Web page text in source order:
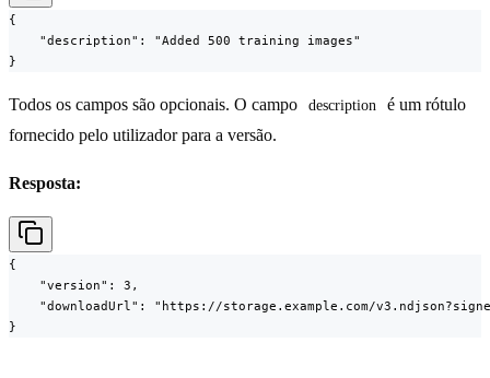
{
    "description": "Added 500 training images"
}
Todos os campos são opcionais. O campo description
é um rótulo
fornecido pelo utilizador para a versão.
Resposta:
{
    "version": 3,
"downloadUrl": "https://storage.example.com/
}